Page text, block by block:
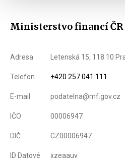
Ministerstvo financí ČR
Adresa Letenská 15, 118 10
Telefon +420 257 041 111
E-mail podatelna@mf.gov.cz
IČO 00006947
DIČ CZ00006947
ID Datové
xzeaauv